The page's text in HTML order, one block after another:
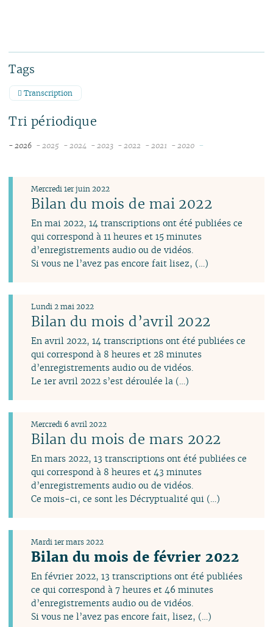
Tags
Transcription
Tri périodique
- 2026
juin
mai
mars
février
janvier
- 2025
octobre
septembre
juillet
juin
mai
février
janvier
- 2024
octobre
septembre
juillet
juin
février
janvier
- 2023
septembre
juillet
juin
- 2022
septembre
juillet
juin
mai
janvier
- 2021
août
juin
avril
mars
- 2020 -
Bilan du mois de mai 2022
Mercredi 1er juin 2022
En mai 2022, 14 transcriptions ont été publiées ce
qui correspond à 11 heures et 15 minutes
d’enregistrements audio ou de vidéos.
Si vous ne l’avez pas encore fait lisez, (…)
Bilan du mois d’avril 2022
Lundi 2 mai 2022
En avril 2022, 14 transcriptions ont été publiées ce
qui correspond à 8 heures et 28 minutes
d’enregistrements audio ou de vidéos.
Le 1er avril 2022 s’est déroulée la (…)
Bilan du mois de mars 2022
Mercredi 6 avril 2022
En mars 2022, 13 transcriptions ont été publiées ce
qui correspond à 8 heures et 43 minutes
d’enregistrements audio ou de vidéos.
Ce mois-ci, ce sont les Décryptualité qui (…)
Bilan du mois de février 2022
Mardi 1er mars 2022
En février 2022, 13 transcriptions ont été publiées
ce qui correspond à 7 heures et 46 minutes
d’enregistrements audio ou de vidéos.
Si vous ne l’avez pas encore fait, lisez, (…)